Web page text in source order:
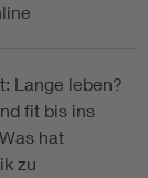
Lange leben?
fit bis ins
hat
zu